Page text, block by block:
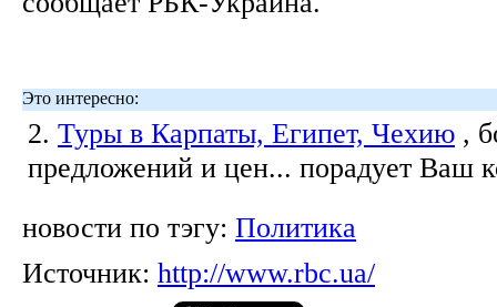
Это интересно:
2. Туры в Карпаты, Египет, Чехию ,
предложений и цен... порадует Ваш
новости по тэгу: Политика
Источник: http://www.rbc.ua/